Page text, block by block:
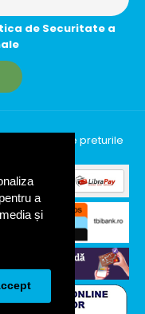
a
și
de Securitate a
| Toate preturile